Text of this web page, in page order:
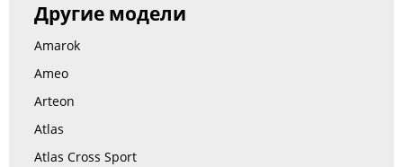
Другие модели
Amarok
Ameo
Arteon
Atlas
Atlas Cross Sport